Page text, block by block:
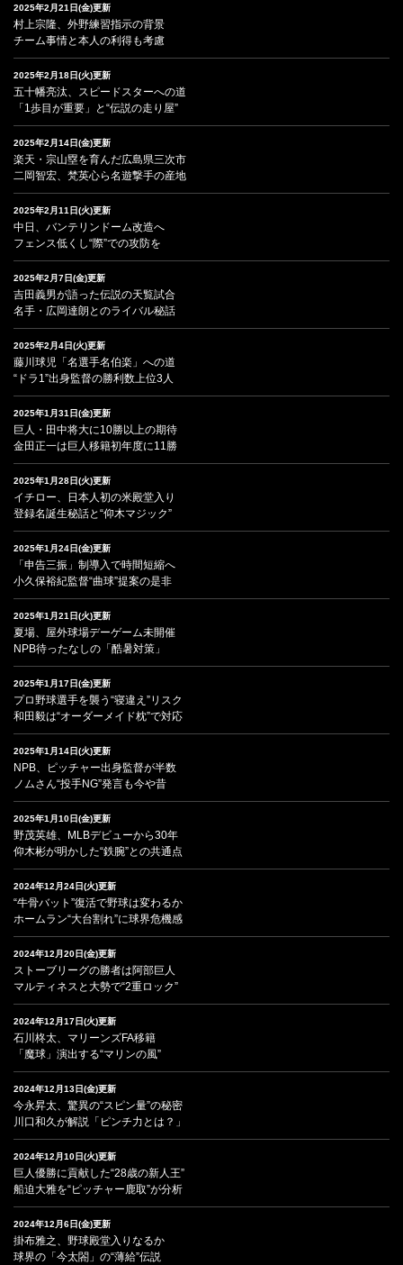
2025年2月21日(金)更新
村上宗隆、外野練習指示の背景
チーム事情と本人の利得も考慮
2025年2月18日(火)更新
五十幡亮汰、スピードスターへの道
「1歩目が重要」と“伝説の走り屋”
2025年2月14日(金)更新
楽天・宗山塁を育んだ広島県三次市
二岡智宏、梵英心ら名遊撃手の産地
2025年2月11日(火)更新
中日、バンテリンドーム改造へ
フェンス低くし“際”での攻防を
2025年2月7日(金)更新
吉田義男が語った伝説の天覧試合
名手・広岡達朗とのライバル秘話
2025年2月4日(火)更新
藤川球児「名選手名伯楽」への道
“ドラ1”出身監督の勝利数上位3人
2025年1月31日(金)更新
巨人・田中将大に10勝以上の期待
金田正一は巨人移籍初年度に11勝
2025年1月28日(火)更新
イチロー、日本人初の米殿堂入り
登録名誕生秘話と“仰木マジック”
2025年1月24日(金)更新
「申告三振」制導入で時間短縮へ
小久保裕紀監督“曲球”提案の是非
2025年1月21日(火)更新
夏場、屋外球場デーゲーム未開催
NPB待ったなしの「酷暑対策」
2025年1月17日(金)更新
プロ野球選手を襲う“寝違え”リスク
和田毅は“オーダーメイド枕”で対応
2025年1月14日(火)更新
NPB、ピッチャー出身監督が半数
ノムさん“投手NG”発言も今や昔
2025年1月10日(金)更新
野茂英雄、MLBデビューから30年
仰木彬が明かした“鉄腕”との共通点
2024年12月24日(火)更新
“牛骨バット”復活で野球は変わるか
ホームラン“大台割れ”に球界危機感
2024年12月20日(金)更新
ストーブリーグの勝者は阿部巨人
マルティネスと大勢で“2重ロック”
2024年12月17日(火)更新
石川柊太、マリーンズFA移籍
「魔球」演出する“マリンの風”
2024年12月13日(金)更新
今永昇太、驚異の“スピン量”の秘密
川口和久が解説「ピンチ力とは？」
2024年12月10日(火)更新
巨人優勝に貢献した“28歳の新人王”
船迫大雅を“ピッチャー鹿取”が分析
2024年12月6日(金)更新
掛布雅之、野球殿堂入りなるか
球界の「今太閤」の“薄給”伝説